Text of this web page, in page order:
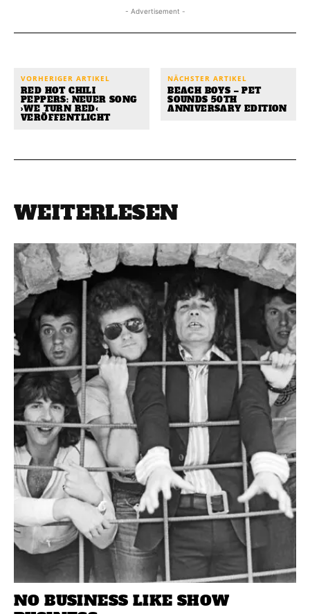
- Advertisement -
VORHERIGER ARTIKEL
RED HOT CHILI
PEPPERS: NEUER SONG
›WE TURN RED‹
VERÖFFENTLICHT
NÄCHSTER ARTIKEL
BEACH BOYS – PET
SOUNDS 50TH
ANNIVERSARY EDITION
WEITERLESEN
NO BUSINESS LIKE SHOW